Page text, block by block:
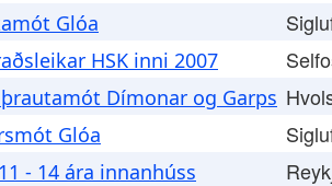
Glóa
HSK inni 2007
Dímonar og Garps
Glóa
- 14 ára innanhúss